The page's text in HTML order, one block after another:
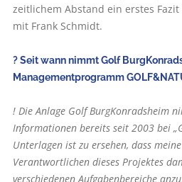
zeitlichem Abstand ein erstes
mit Frank Schmidt.
? Seit wann nimmt Golf
Managementprogramm
! Die Anlage Golf BurgKonradsheim
Informationen bereits seit 2003 bei
Unterlagen ist zu ersehen, dass
Verantwortlichen dieses Projektes
verschiedenen Aufgabenbereiche